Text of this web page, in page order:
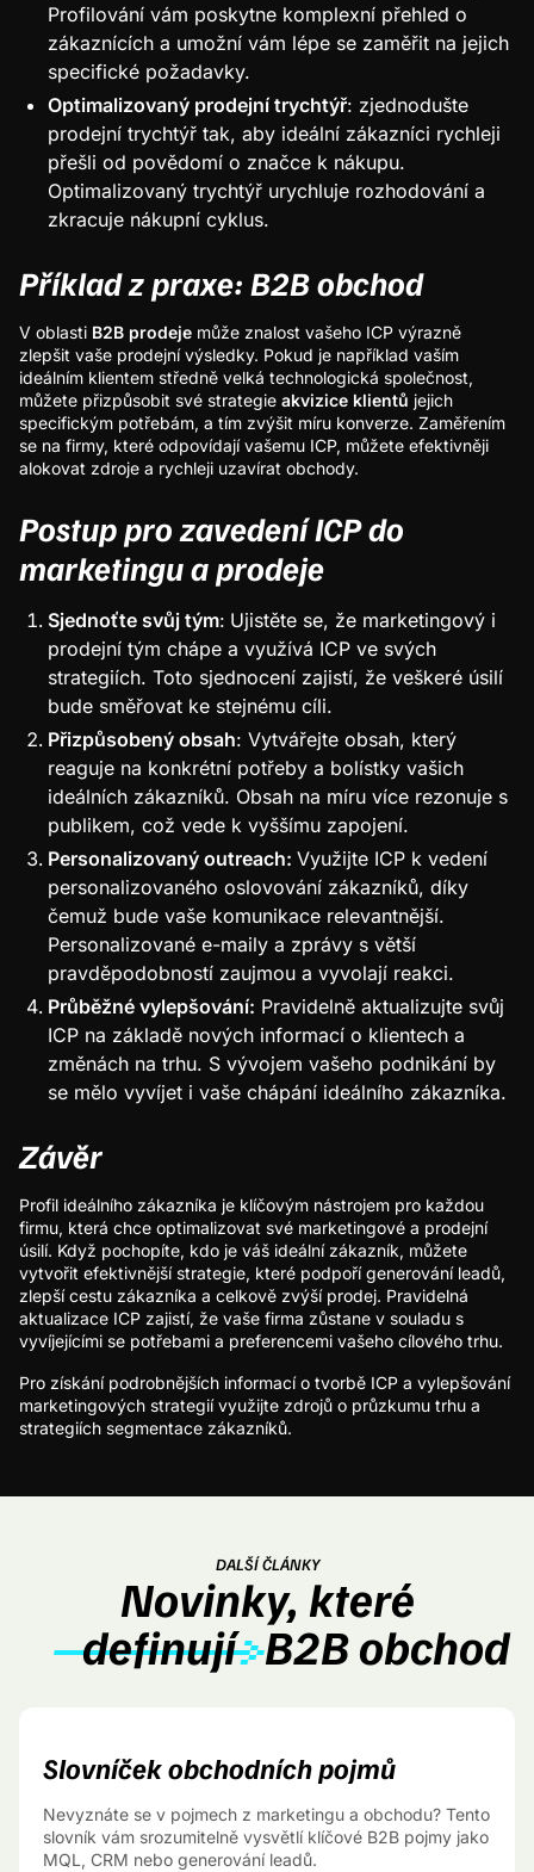
Profilování vám poskytne komplexní přehled o
zákaznících a umožní vám lépe se zaměřit na jejich
specifické požadavky.
Optimalizovaný prodejní trychtýř: zjednodušte
prodejní trychtýř tak, aby ideální zákazníci rychleji
přešli od povědomí o značce k nákupu.
Optimalizovaný trychtýř urychluje rozhodování a
zkracuje nákupní cyklus.
Příklad z praxe: B2B obchod
V oblasti B2B prodeje může znalost vašeho ICP výrazně
zlepšit vaše prodejní výsledky. Pokud je například vaším
ideálním klientem středně velká technologická společnost,
můžete přizpůsobit své strategie akvizice klientů jejich
specifickým potřebám, a tím zvýšit míru konverze. Zaměřením
se na firmy, které odpovídají vašemu ICP, můžete efektivněji
alokovat zdroje a rychleji uzavírat obchody.
Postup pro zavedení ICP do
marketingu a prodeje
Sjednoťte svůj tým: Ujistěte se, že marketingový i
prodejní tým chápe a využívá ICP ve svých
strategiích. Toto sjednocení zajistí, že veškeré úsilí
bude směřovat ke stejnému cíli.
Přizpůsobený obsah: Vytvářejte obsah, který
reaguje na konkrétní potřeby a bolístky vašich
ideálních zákazníků. Obsah na míru více rezonuje s
publikem, což vede k vyššímu zapojení.
Personalizovaný outreach: Využijte ICP k vedení
personalizovaného oslovování zákazníků, díky
čemuž bude vaše komunikace relevantnější.
Personalizované e-maily a zprávy s větší
pravděpodobností zaujmou a vyvolají reakci.
Průběžné vylepšování: Pravidelně aktualizujte svůj
ICP na základě nových informací o klientech a
změnách na trhu. S vývojem vašeho podnikání by
se mělo vyvíjet i vaše chápání ideálního zákazníka.
Závěr
Profil ideálního zákazníka je klíčovým nástrojem pro každou
firmu, která chce optimalizovat své marketingové a prodejní
úsilí. Když pochopíte, kdo je váš ideální zákazník, můžete
vytvořit efektivnější strategie, které podpoří generování leadů,
zlepší cestu zákazníka a celkově zvýší prodej. Pravidelná
aktualizace ICP zajistí, že vaše firma zůstane v souladu s
vyvíjejícími se potřebami a preferencemi vašeho cílového trhu.
Pro získání podrobnějších informací o tvorbě ICP a vylepšování
marketingových strategií využijte zdrojů o průzkumu trhu a
strategiích segmentace zákazníků.
DALŠÍ ČLÁNKY
Novinky, které
definují B2B obchod
Slovníček obchodních pojmů
Nevyznáte se v pojmech z marketingu a obchodu? Tento
slovník vám srozumitelně vysvětlí klíčové B2B pojmy jako
MQL, CRM nebo generování leadů.